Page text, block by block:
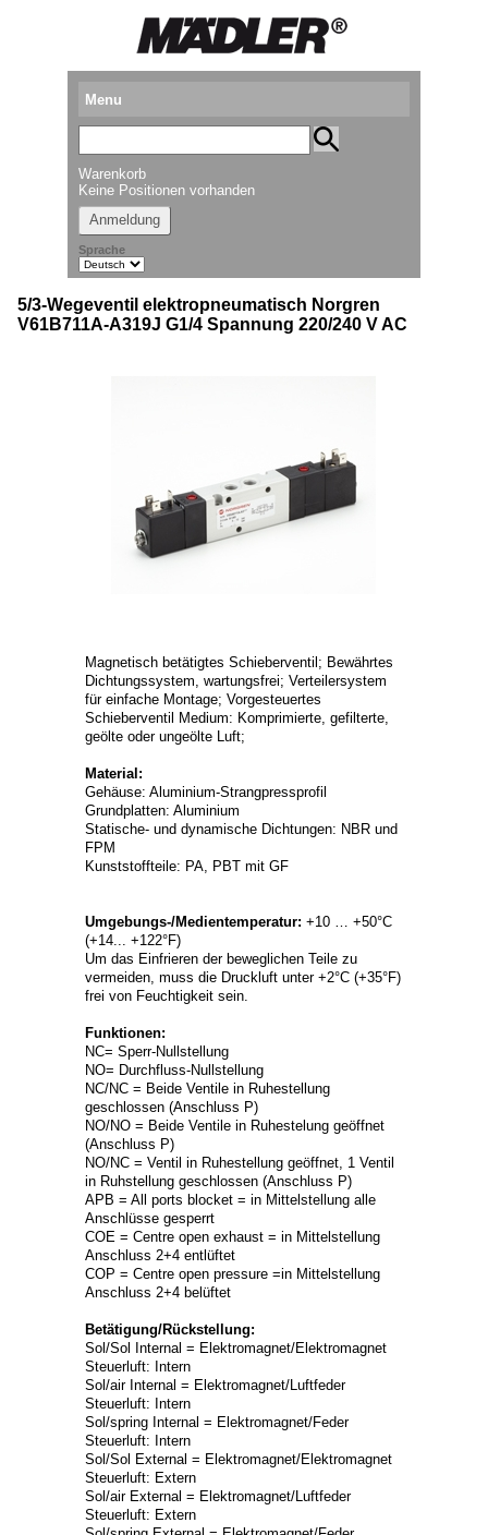
Menu
Standorte
Downloads
Kataloganforderung
Messetermine
Warenkorb
Keine Positionen vorhanden
Anmeldung
Sprache
5/3-Wegeventil elektropneumatisch Norgren
V61B711A-A319J G1/4 Spannung 220/240 V AC
Magnetisch betätigtes Schieberventil; Bewährtes
Dichtungssystem, wartungsfrei; Verteilersystem
für einfache Montage; Vorgesteuertes
Schieberventil Medium: Komprimierte, gefilterte,
geölte oder ungeölte Luft;
Material:
Gehäuse: Aluminium-Strangpressprofil
Grundplatten: Aluminium
Statische- und dynamische Dichtungen: NBR und
FPM
Kunststoffteile: PA, PBT mit GF
Umgebungs-/Medientemperatur: +10 … +50°C
(+14... +122°F)
Um das Einfrieren der beweglichen Teile zu
vermeiden, muss die Druckluft unter +2°C (+35°F)
frei von Feuchtigkeit sein.
Funktionen:
NC= Sperr-Nullstellung
NO= Durchfluss-Nullstellung
NC/NC = Beide Ventile in Ruhestellung
geschlossen (Anschluss P)
NO/NO = Beide Ventile in Ruhestelung geöffnet
(Anschluss P)
NO/NC = Ventil in Ruhestellung geöffnet, 1 Ventil
in Ruhstellung geschlossen (Anschluss P)
APB = All ports blocket = in Mittelstellung alle
Anschlüsse gesperrt
COE = Centre open exhaust = in Mittelstellung
Anschluss 2+4 entlüftet
COP = Centre open pressure =in Mittelstellung
Anschluss 2+4 belüftet
Betätigung/Rückstellung:
Sol/Sol Internal = Elektromagnet/Elektromagnet
Steuerluft: Intern
Sol/air Internal = Elektromagnet/Luftfeder
Steuerluft: Intern
Sol/spring Internal = Elektromagnet/Feder
Steuerluft: Intern
Sol/Sol External = Elektromagnet/Elektromagnet
Steuerluft: Extern
Sol/air External = Elektromagnet/Luftfeder
Steuerluft: Extern